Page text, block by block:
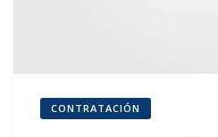
CONTRATACIÓN